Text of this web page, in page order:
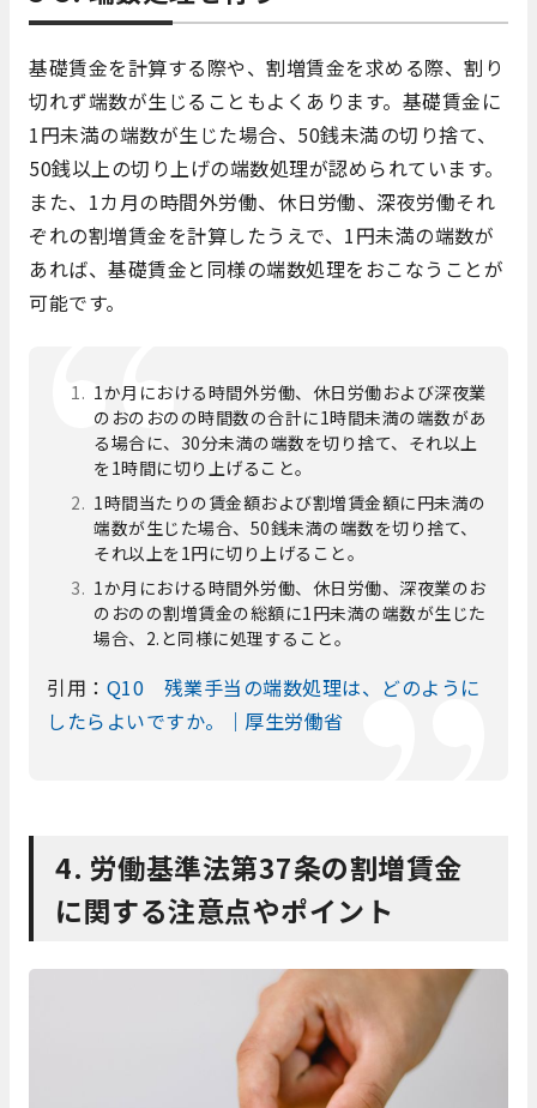
基礎賃金を計算する際や、割増賃金を求める際、割り
切れず端数が生じることもよくあります。基礎賃金に
1円未満の端数が生じた場合、50銭未満の切り捨て、
50銭以上の切り上げの端数処理が認められています。
また、1カ月の時間外労働、休日労働、深夜労働それ
ぞれの割増賃金を計算したうえで、1円未満の端数が
あれば、基礎賃金と同様の端数処理をおこなうことが
可能です。
1か月における時間外労働、休日労働および深夜業
のおのおのの時間数の合計に1時間未満の端数があ
る場合に、30分未満の端数を切り捨て、それ以上
を1時間に切り上げること。
1時間当たりの賃金額および割増賃金額に円未満の
端数が生じた場合、50銭未満の端数を切り捨て、
それ以上を1円に切り上げること。
1か月における時間外労働、休日労働、深夜業のお
のおのの割増賃金の総額に1円未満の端数が生じた
場合、2.と同様に処理すること。
引用： Q10 残業手当の端数処理は、どのように
したらよいですか。｜厚生労働省
4. 労働基準法第37条の割増賃金
に関する注意点やポイント